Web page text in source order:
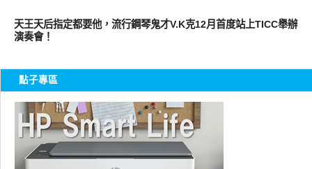
天王天后指定都要他，流行鋼琴鬼才V.K克12月首度站上TICC舉辦
演奏會！
點子專區